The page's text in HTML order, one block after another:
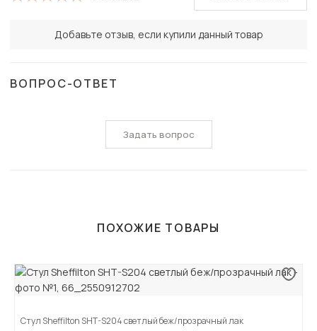
Добавьте отзыв, если купили данный товар
ВОПРОС-ОТВЕТ
Задать вопрос
ПОХОЖИЕ ТОВАРЫ
Стул Sheffilton SHT-S204 светлый беж/прозрачный лак